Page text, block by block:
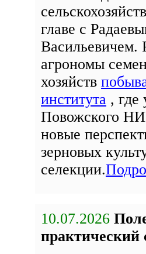
главе с
Васильевичем.
агрономы
хозяйств
института , где
Повожского
новые
зерновых
селекции.
10.07.2026
практический